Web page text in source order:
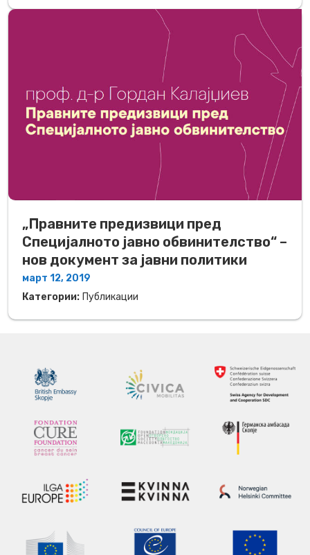
„Правните предизвици пред
Специјалното јавно обвинителство“ –
нов документ за јавни политики
март 12, 2019
Категории: Публикации